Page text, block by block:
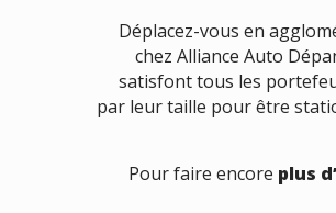
Déplacez-vous en
chez Alliance Auto
satisfont tous les
par leur taille pour être
Pour faire encore plus